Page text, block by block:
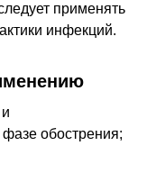
применять
инфекций.
обострения;